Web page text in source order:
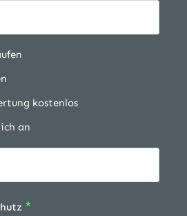
kostenlos
an
*